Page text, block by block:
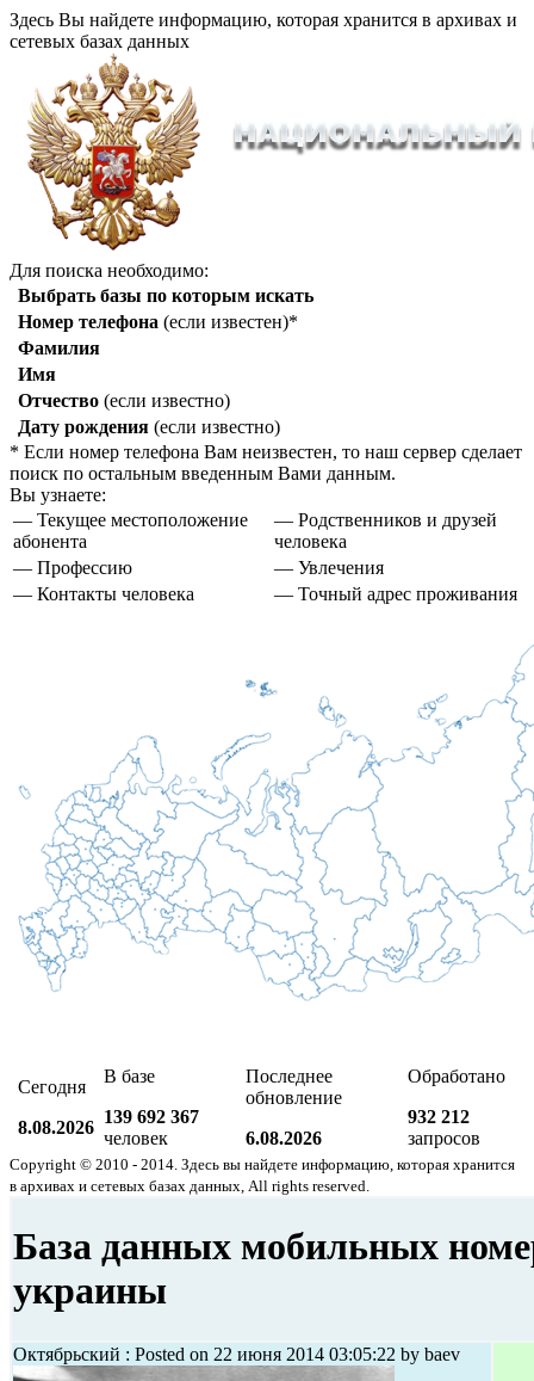
Здесь Вы найдете информацию, которая хранится в архивах и
сетевых базах данных
Для поиска необходимо:
Выбрать базы по которым искать
Номер телефона (если известен)*
Фамилия
Имя
Отчество (если известно)
Дату рождения (если известно)
* Если номер телефона Вам неизвестен, то наш сервер сделает
поиск по остальным введенным Вами данным.
Вы узнаете:
— Текущее местоположение
абонента
— Родственников и друзей
человека
— Профессию
— Увлечения
— Контакты человека
— Точный адрес проживания
Сегодня
8.08.2026
В базе
139 692 367
человек
Последнее
обновление
6.08.2026
Обработано
932 212
запросов
Copyright © 2010 - 2014. Здесь вы найдете информацию, которая хранится
в архивах и сетевых базах данных, All rights reserved.
База данных мобильных
украины
Октябрьский : Posted on 22 июня 2014 03:05:22 by baev